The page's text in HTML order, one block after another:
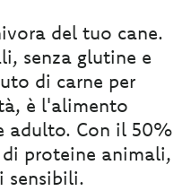
del tuo cane.
senza glutine e
di carne per
è l'alimento
adulto. Con il 50%
proteine animali,
sensibili.